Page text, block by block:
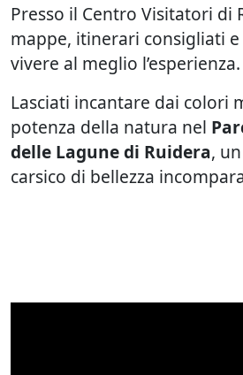
Presso il Centro Visitatori di
mappe, itinerari consigliati
vivere al meglio l’esperienza.
Lasciati incantare dai colori
potenza della natura nel
delle Lagune di Ruidera,
carsico di bellezza